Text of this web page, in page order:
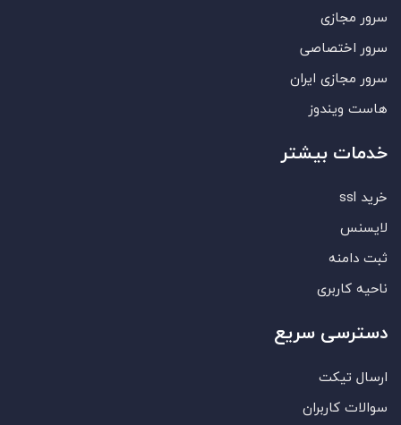
سرور مجازی
سرور اختصاصی
سرور مجازی ایران
هاست ویندوز
خدمات بیشتر
خرید ssl
لایسنس
ثبت دامنه
ناحیه کاربری
دسترسی سریع
ارسال تیکت
سوالات کاربران